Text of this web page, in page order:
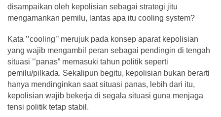
disampaikan oleh kepolisian sebagai strategi jitu
mengamankan pemilu, lantas apa itu cooling system?
Kata ’’cooling’’ merujuk pada konsep aparat kepolisian
yang wajib mengambil peran sebagai pendingin di tengah
situasi ’’panas” memasuki tahun politik seperti
pemilu/pilkada. Sekalipun begitu, kepolisian bukan berarti
hanya mendinginkan saat situasi panas, lebih dari itu,
kepolisian wajib bekerja di segala situasi guna menjaga
tensi politik tetap stabil.